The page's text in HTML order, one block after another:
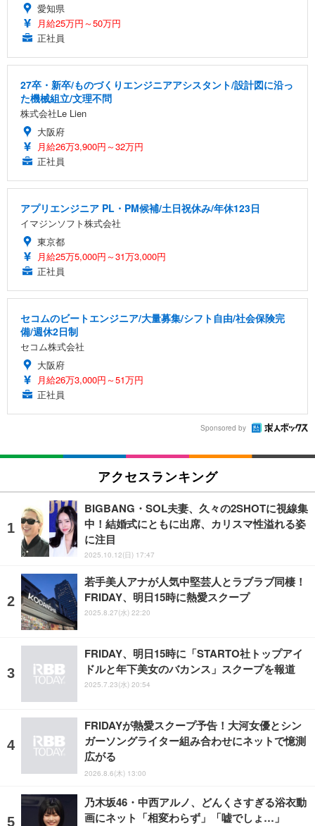
愛知県
月給25万円～50万円
正社員
27卒・新卒/ものづくりエンジニアアシスタント/設計図に沿っ
た機械組立/文理不問
株式会社Le Lien
大阪府
月給26万3,900円～32万円
正社員
アプリエンジニア PL・PM候補/土日祝休み/年休123日
イマジンソフト株式会社
東京都
月給25万5,000円～31万3,000円
正社員
セコムのビートエンジニア/大量募集/シフト自由/社会保険完
備/週休2日制
セコム株式会社
大阪府
月給26万3,000円～51万円
正社員
Sponsored by
アクセスランキング
BIGBANG・SOL夫妻、久々の2SHOTに視線集
中！結婚式にともに出席、カリスマ性溢れる姿
に注目
2025.10.12(日) 17:47
若手美人アナが人気中堅芸人とラブラブ同棲！
FRIDAY、明日15時に熱愛スクープ
2025.8.27(水) 22:20
FRIDAY、明日15時に「STARTO社トップアイ
ドルと年下美女のバカンス」スクープを報道
2025.7.23(水) 20:54
FRIDAYが熱愛スクープ予告！大河女優とシン
ガーソングライター組み合わせにネットで憶測
広がる
2026.8.6(木) 13:00
乃木坂46・中西アルノ、どんくさすぎる浴衣動
画にネット「相変わらず」「嘘でしょ…」